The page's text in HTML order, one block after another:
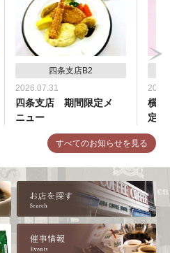
すべてのお知らせを見る
四条支店B2
2026.07.31
四条支店 期間限定メ
ニュー
横
定メ